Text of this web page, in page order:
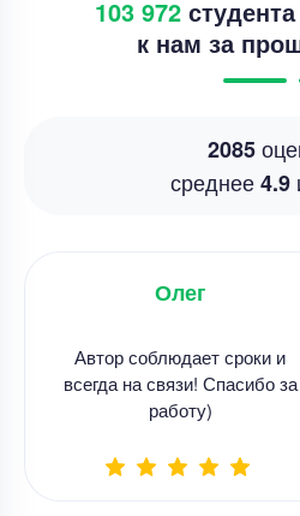
103 972
к нам за
2085
среднее4.9
Олег
Автор соблюдает сроки и
всегда на связи! Спасибо за
работу)